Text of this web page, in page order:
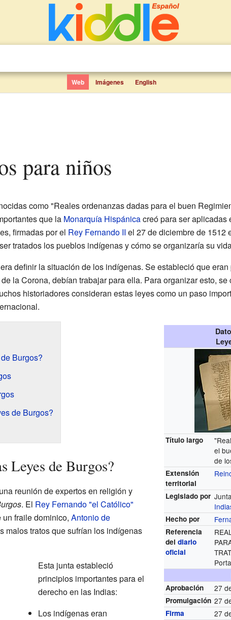
Web Imágenes English
para niños
como "Reales ordenanzas dadas para el buen
que la Monarquía Hispánicacreó para ser aplicadas
firmadas por el Rey Fernando II el 27 de diciembre de 1512
tratados los pueblos indígenas y cómo se organizaría su
definir la situación de los indígenas. Se estableció que
la Corona, debían trabajar para ella. Para organizar esto, se
historiadores consideran estas leyes como un paso
Título largo
el
de
Extensión
territorial
Legislado por
Hecho por
Referencia
deldiario
oficial
Aprobación 27
Promulgación 27
Firma
27
Burgos?
de Burgos?
Leyes de Burgos?
reunión de expertos en religión y
. El Rey Fernando "el Católico"
fraile dominico, Antonio de
malos tratos que sufrían los indígenas
Esta junta estableció
principios importantes para el
derecho en las Indias:
Los indígenas eran